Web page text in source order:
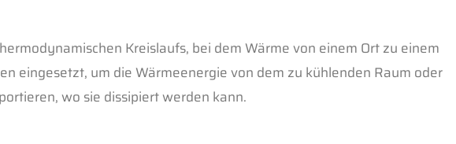
Kreislaufs, bei dem Wärme von einem Ort zu einem
eingesetzt, um die Wärmeenergie von dem zu kühlenden Raum oder
wo sie dissipiert werden kann.